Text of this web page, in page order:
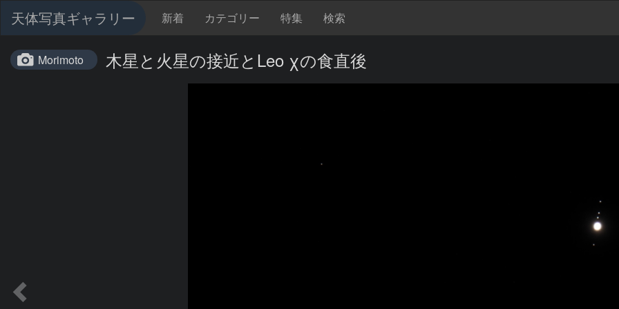
天体写真ギャラリー 新着 カテゴリー 特集 検索
Morimoto 木星と火星の接近とLeo χの食直後